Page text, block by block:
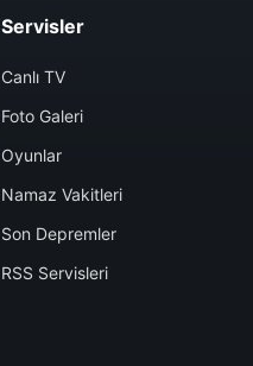
Servisler
Canlı TV
Foto Galeri
Oyunlar
Namaz Vakitleri
Son Depremler
RSS Servisleri